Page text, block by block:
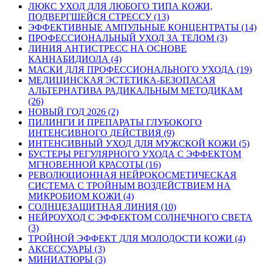
ЛЮКС УХОД ДЛЯ ЛЮБОГО ТИПА КОЖИ,
ПОДВЕРГШЕЙСЯ СТРЕССУ (13)
ЭФФЕКТИВНЫЕ АМПУЛЬНЫЕ КОНЦЕНТРАТЫ (14)
ПРОФЕССИОНАЛЬНЫЙ УХОД ЗА ТЕЛОМ (3)
ЛИНИЯ АНТИСТРЕСС НА ОСНОВЕ
КАННАБИДИОЛА (4)
МАСКИ ДЛЯ ПРОФЕССИОНАЛЬНОГО УХОДА (19)
МЕДИЦИНСКАЯ ЭСТЕТИКА-БЕЗОПАСАЯ
АЛЬТЕРНАТИВА РАДИКАЛЬНЫМ МЕТОДИКАМ
(26)
НОВЫЙ ГОД 2026 (2)
ПИЛИНГИ И ПРЕПАРАТЫ ГЛУБОКОГО
ИНТЕНСИВНОГО ДЕЙСТВИЯ (9)
ИНТЕНСИВНЫЙ УХОД ДЛЯ МУЖСКОЙ КОЖИ (5)
БУСТЕРЫ РЕГУЛЯРНОГО УХОДА С ЭФФЕКТОМ
МГНОВЕННОЙ КРАСОТЫ (16)
РЕВОЛЮЦИОННАЯ НЕЙРОКОСМЕТИЧЕСКАЯ
СИСТЕМА С ТРОЙНЫМ ВОЗДЕЙСТВИЕМ НА
МИКРОБИОМ КОЖИ (4)
СОЛНЦЕЗАЩИТНАЯ ЛИНИЯ (10)
НЕЙРОУХОД С ЭФФЕКТОМ СОЛНЕЧНОГО СВЕТА
(3)
ТРОЙНОЙ ЭФФЕКТ ДЛЯ МОЛОДОСТИ КОЖИ (4)
АКСЕССУАРЫ (3)
МИНИАТЮРЫ (3)